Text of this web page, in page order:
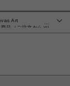
Art
品（ご注文から30